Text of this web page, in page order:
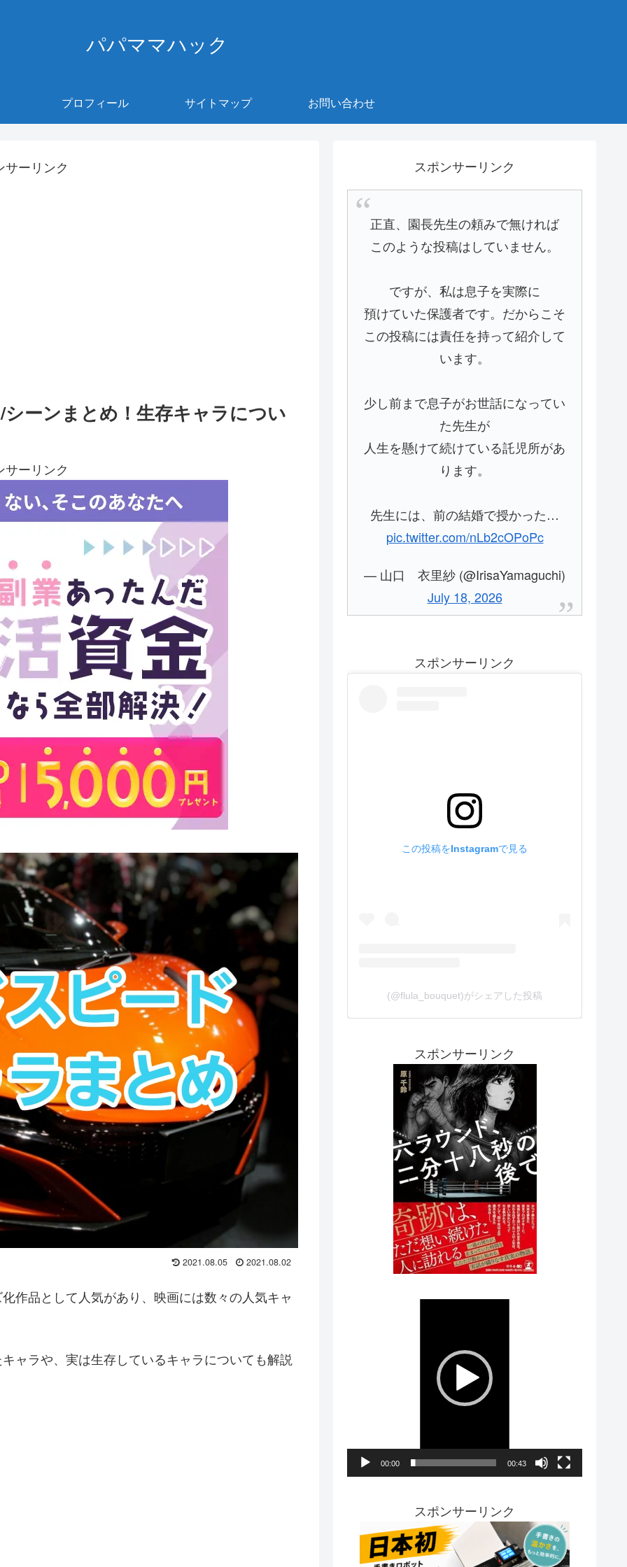
パパママハック
プロフィール サイトマップ お問い合わせ
サーリンク
ーンまとめ！生存キャラについ
サーリンク
2021.08.05 2021.08.02
作品として人気があり、映画には数々の人気キャ
ャラや、実は生存しているキャラについても解説
スポンサーリンク
正直、園長先生の頼みで無ければ
このような投稿はしていません。
ですが、私は息子を実際に
預けていた保護者です。だからこそ
この投稿には責任を持って紹介して
います。
少し前まで息子がお世話になってい
た先生が
人生を懸けて続けている託児所があ
ります。
先生には、前の結婚で授かった…
pic.twitter.com/nLb2cOPoPc
— 山口 衣里紗 (@IrisaYamaguchi)
July 18, 2026
スポンサーリンク
この投稿をInstagramで見る
(@flula_bouquet)がシェアした投稿
スポンサーリンク
レ
ー
ヤ
00:00 00:43
スポンサーリンク